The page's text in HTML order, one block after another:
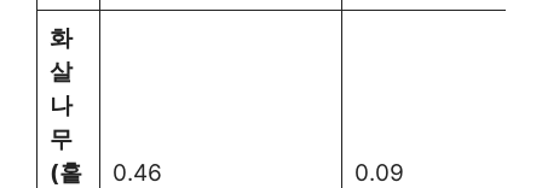
화
살
나
무
(홑
0.46 0.09